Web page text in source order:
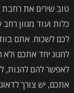
טוב שירים את רחבת
כלות ועוד מגוון
לכם לשכוח. אתם
לחגוג יחד אתכם ולא
לאפשר להם להנות,
אתכם, יש צורך